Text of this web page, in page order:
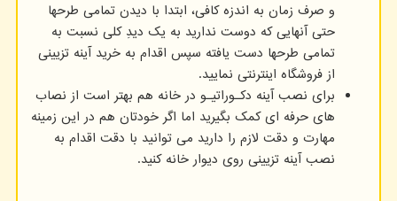
و صرف زمان به اندزه کافی، ابتدا با دیدن تمامی طرحها
حتی آنهایی که دوست ندارید به یک دیدِ کلی نسبت به
تمامی طرحها دست یافته سپس اقدام به خرید آینه تزیینی
از فروشگاه اینترنتی نمایید.
برای نصب آینه دکـوراتیـو در خانه هم بهتر است از نصاب
های حرفه ای کمک بگیرید اما اگر خودتان هم در این زمینه
مهارت و دقت لازم را دارید می توانید با دقت اقدام به
نصب آینه تزیینی روی دیوار خانه کنید.